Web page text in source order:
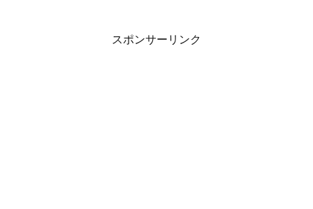
スポンサーリンク